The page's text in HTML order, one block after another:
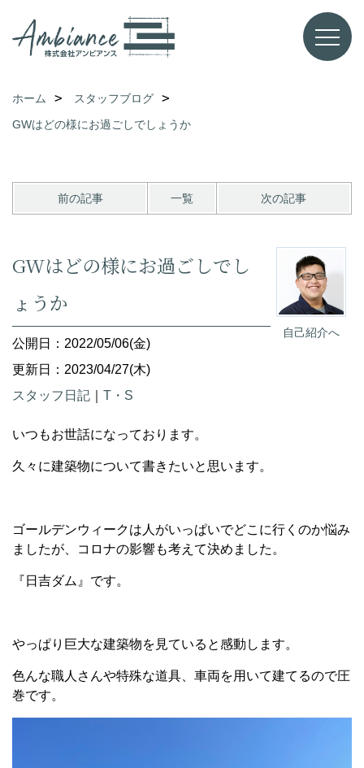
ホーム
スタッフブログ
GWはどの様にお過ごしでしょうか
前の記事 一覧 次の記事
自己紹介へ
GWはどの様にお過ごしでし
ょうか
公開日：2022/05/06(金)
更新日：2023/04/27(木)
スタッフ日記
T・S
いつもお世話になっております。
久々に建築物について書きたいと思います。
ゴールデンウィークは人がいっぱいでどこに行くのか悩み
ましたが、コロナの影響も考えて決めました。
『日吉ダム』です。
やっぱり巨大な建築物を見ていると感動します。
色んな職人さんや特殊な道具、車両を用いて建てるので圧
巻です。